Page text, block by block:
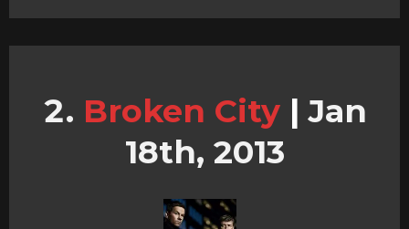
Broken City | Jan
18th, 2013